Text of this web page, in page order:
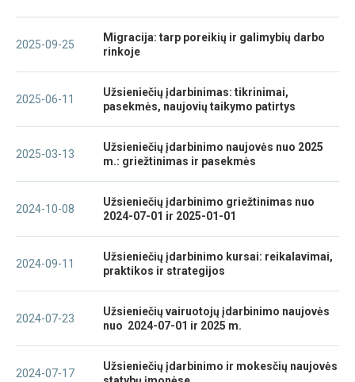
2025-09-25
Migracija: tarp poreikių ir galimybių darbo
rinkoje
2025-06-11
Užsieniečių įdarbinimas: tikrinimai,
pasekmės, naujovių taikymo patirtys
2025-03-13
Užsieniečių įdarbinimo naujovės nuo 2025
m.: griežtinimas ir pasekmės
2024-10-08
Užsieniečių įdarbinimo griežtinimas nuo
2024-07-01 ir 2025-01-01
2024-09-11
Užsieniečių įdarbinimo kursai: reikalavimai,
praktikos ir strategijos
2024-07-23
Užsieniečių vairuotojų įdarbinimo naujovės
nuo 2024-07-01 ir 2025 m.
2024-07-17
Užsieniečių įdarbinimo ir mokesčių naujovės